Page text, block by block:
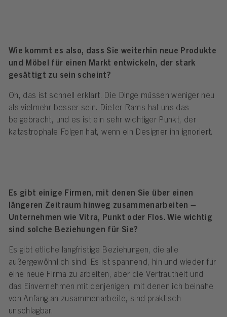
Wie kommt es also, dass Sie weiterhin neue Produkte
und Möbel für einen Markt entwickeln, der stark
gesättigt zu sein scheint?
Oh, das ist schnell erklärt. Die Dinge müssen weniger neu
als vielmehr besser sein. Dieter Rams hat uns das
beigebracht, und es ist ein sehr wichtiger Punkt, der
katastrophale Folgen hat, wenn ein Designer ihn ignoriert.
Es gibt einige Firmen, mit denen Sie über einen
längeren Zeitraum hinweg zusammenarbeiten –
Unternehmen wie Vitra, Punkt oder Flos. Wie wichtig
sind solche Beziehungen für Sie?
Es gibt etliche langfristige Beziehungen, die alle
außergewöhnlich sind. Es ist spannend, hin und wieder für
eine neue Firma zu arbeiten, aber die Vertrautheit und
das Einvernehmen mit denjenigen, mit denen ich beinahe
von Anfang an zusammenarbeite, sind praktisch
unschlagbar.